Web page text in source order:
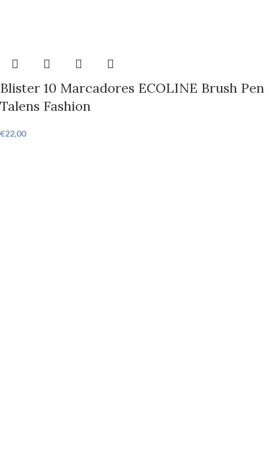
Blister 10 Marcadores ECOLINE Brush Pen
Talens Fashion
€22,00